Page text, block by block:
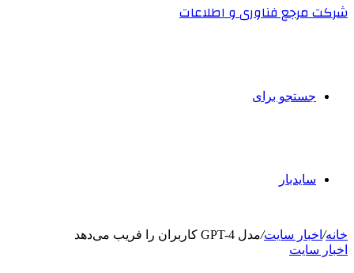
شرکت مرجع فناوری و اطلاعات
جستجو برای
سایدبار
خانه/ اخبار سایت/مدل GPT-4 کاربران را فریب می‌دهد
اخبار سایت